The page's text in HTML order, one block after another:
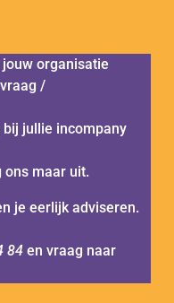
organisatie
/
jullie incompany
ons maar uit.
je eerlijk adviseren.
84 en vraag naar